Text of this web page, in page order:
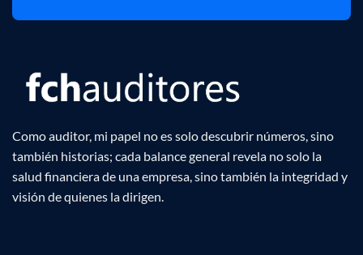
Como auditor, mi papel no es solo descubrir números, sino
también historias; cada balance general revela no solo la
salud financiera de una empresa, sino también la integridad y
visión de quienes la dirigen.